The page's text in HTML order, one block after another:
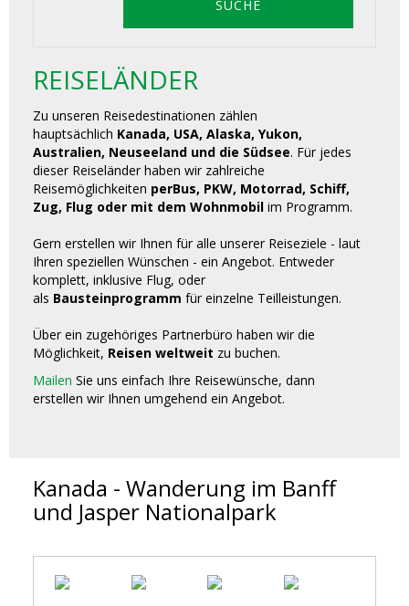
REISELÄNDER
Zu unseren Reisedestinationen zählen
hauptsächlich Kanada, USA, Alaska, Yukon,
Australien, Neuseeland und die Südsee. Für jedes
dieser Reiseländer haben wir zahlreiche
Reisemöglichkeiten perBus, PKW, Motorrad, Schiff,
Zug, Flug oder mit dem Wohnmobil im Programm.
Gern erstellen wir Ihnen für alle unserer Reiseziele - laut
Ihren speziellen Wünschen - ein Angebot. Entweder
komplett, inklusive Flug, oder
als Bausteinprogramm für einzelne Teilleistungen.
Über ein zugehöriges Partnerbüro haben wir die
Möglichkeit, Reisen weltweit zu buchen.
Mailen Sie uns einfach Ihre Reisewünsche, dann
erstellen wir Ihnen umgehend ein Angebot.
Kanada - Wanderung im Banff
und Jasper Nationalpark